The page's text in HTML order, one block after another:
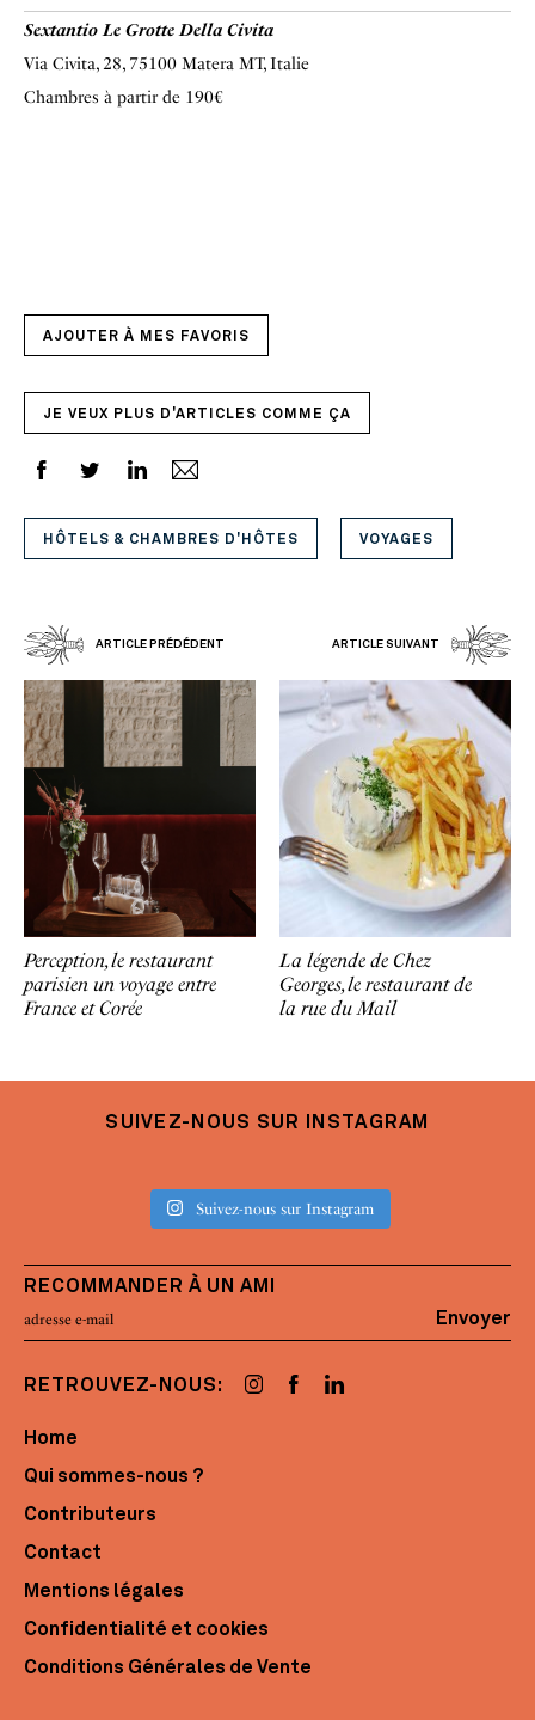
Sextantio Le Grotte Della Civita
Via Civita, 28, 75100 Matera MT, Italie
Chambres à partir de 190€
AJOUTER À MES FAVORIS
JE VEUX PLUS D'ARTICLES COMME ÇA
HÔTELS & CHAMBRES D'HÔTES VOYAGES
ARTICLE PRÉDÉDENT ARTICLE SUIVANT
Perception, le restaurant
parisien un voyage entre
France et Corée
La légende de Chez
Georges, le restaurant de
la rue du Mail
SUIVEZ-NOUS SUR INSTAGRAM
Suivez-nous sur Instagram
RECOMMANDER À UN AMI
Envoyer
RETROUVEZ-NOUS:
Home
Qui sommes-nous ?
Contributeurs
Contact
Mentions légales
Confidentialité et cookies
Conditions Générales de Vente